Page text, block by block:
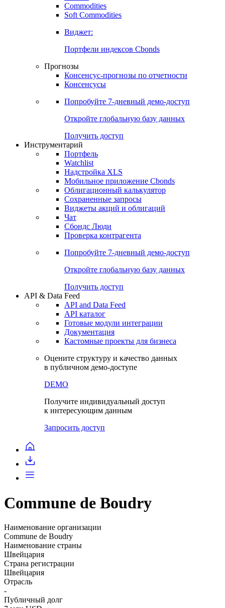
Commodities
Золото
Бензин
Soft Commodities
Виджет:
Портфели индексов Cbonds
Прогнозы
Консенсусы
Попробуйте7-дневный
Откройте глобальную базу данных
Получить доступ
Инструментарий
Портфель
Watchlist
Надстройка XLS
Мобильное приложение Cbonds
Облигационный калькулятор
Сохраненные запросы
Чат
Проверка контрагента
Попробуйте7-дневный
Откройте глобальную базу данных
Получить доступ
API & Data Feed
API and Data Feed
Готовые модули интеграции
Документация
в публичном демо-доступе
Commune de Boudry
Наименование организации
Commune de Boudry
Наименование страны
Страна регистрации